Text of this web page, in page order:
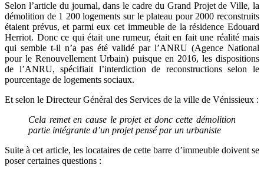
Selon l’article du journal, dans le cadre du Grand Projet de Ville, la
démolition de 1 200 logements sur le plateau pour 2000 reconstruits
étaient prévus, et parmi eux cet immeuble de la résidence Edouard
Herriot. Donc ce qui était une rumeur, était en fait une réalité mais
qui semble t-il n’a pas été validé par l’ANRU (Agence National
pour le Renouvellement Urbain) puisque en 2016, les dispositions
de l’ANRU, spécifiait l’interdiction de reconstructions selon le
pourcentage de logements sociaux.
Et selon le Directeur Général des Services de la ville de Vénissieux :
Cela remet en cause le projet et donc cette démolition
partie intégrante d’un projet pensé par un urbaniste
Suite à cet article, les locataires de cette barre d’immeuble doivent se
poser certaines questions :